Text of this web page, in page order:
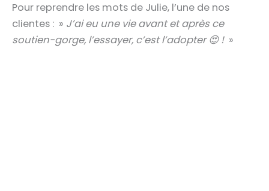
Pour reprendre les mots de Julie, l’une de nos
clientes : » J’ai eu une vie avant et après ce
soutien-gorge, l’essayer, c’est l’adopter 😍 !»